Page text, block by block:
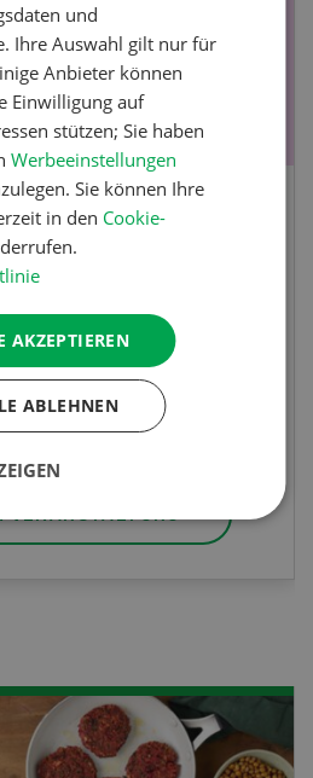
tätig oder
für das Thema? In
FBA-Weiterbildungskurs
Sie. Der Abschluss lässt
zum fachbezogenen,
Ausweis erweitern.
VERANSTALTUNG
und
Ihre Auswahl gilt nur für
Anbieter können
Einwilligung auf
stützen; Sie haben
Werbeeinstellungen
Sie können Ihre
in den Cookie-
AKZEPTIEREN
ABLEHNEN